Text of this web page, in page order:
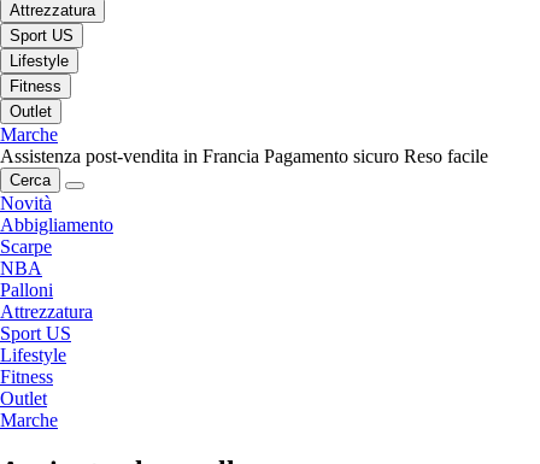
Attrezzatura
Sport US
Lifestyle
Fitness
Outlet
Marche
Assistenza post-vendita in Francia Pagamento sicuro Reso facile
Cerca
Novità
Abbigliamento
Scarpe
NBA
Palloni
Attrezzatura
Sport US
Lifestyle
Fitness
Outlet
Marche